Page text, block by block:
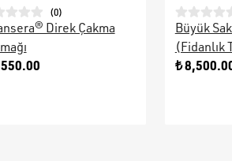
(0)
Direk Çakma
Büyük
(Fidanlık
₺